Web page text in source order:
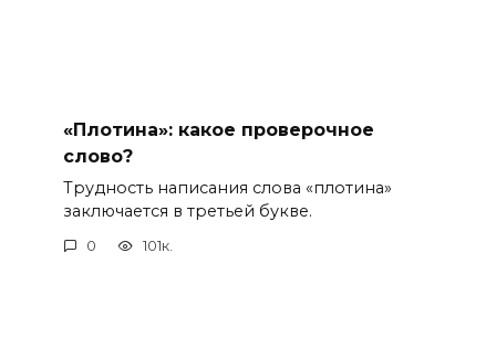
«Плотина»: какое проверочное
слово?
Трудность написания слова «плотина»
заключается в третьей букве.
0 101к.